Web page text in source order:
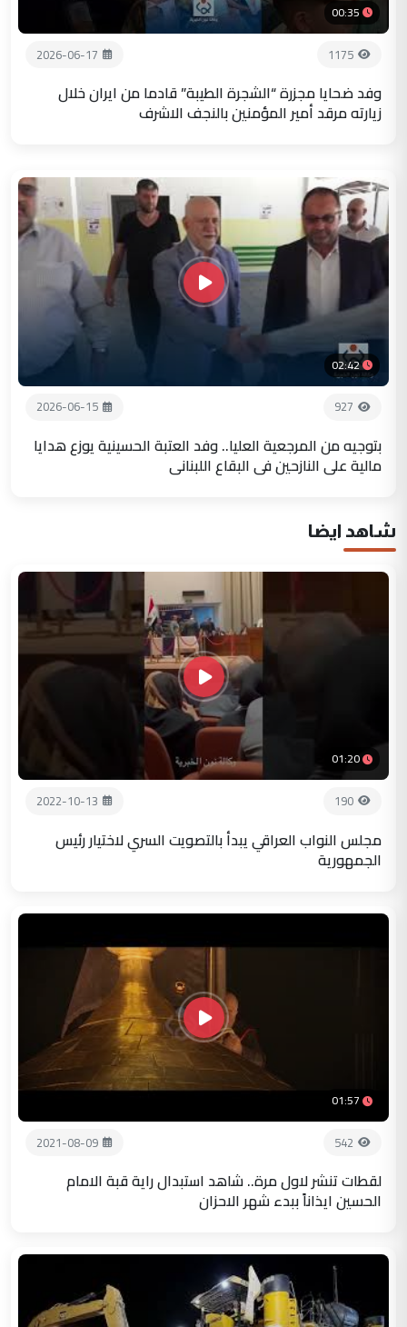
00:35
1175
2026-06-17
وفد ضحايا مجزرة “الشجرة الطيبة” قادما من ايران خلال
زيارته مرقد أمير المؤمنين بالنجف الاشرف
02:42
927
2026-06-15
بتوجيه من المرجعية العليا.. وفد العتبة الحسينية يوزع هدايا
مالية على النازحين في البقاع اللبناني
شاهد ايضا
01:20
190
2022-10-13
مجلس النواب العراقي يبدأ بالتصويت السري لاختيار رئيس
الجمهورية
01:57
542
2021-08-09
لقطات تنشر لاول مرة.. شاهد استبدال راية قبة الامام
الحسين ايذاناً ببدء شهر الاحزان